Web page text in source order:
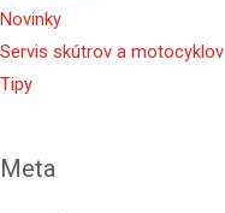
Novinky
Servis skútrov a motocyklov
Tipy
Meta